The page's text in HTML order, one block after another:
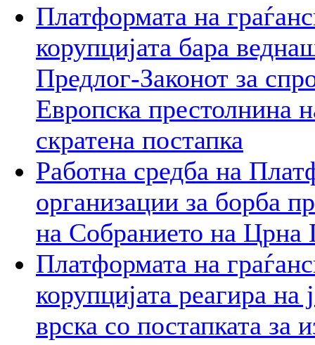
Платформата на
корупцијата бара
Предлог-Законот за
Европска престолнина
скратена постапка
Работна средба на
организации за борба
на Собранието на Црна
Платформата на
корупцијата реагира
врска со постапката за